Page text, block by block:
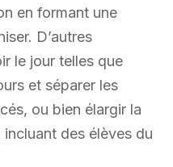
en formant une
D’autres
le jour telles que
et séparer les
ou bien élargir la
des élèves du